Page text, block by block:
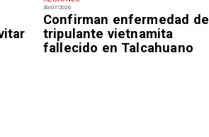
30/07/2026
Confirman enfermedad de
tripulante vietnamita
fallecido en Talcahuano